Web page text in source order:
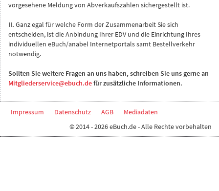
vorgesehene Meldung von Abverkaufszahlen sichergestellt ist.
II. Ganz egal für welche Form der Zusammenarbeit Sie sich
entscheiden, ist die Anbindung Ihrer EDV und die Einrichtung Ihres
individuellen eBuch/anabel Internetportals samt Bestellverkehr
notwendig.
Sollten Sie weitere Fragen an uns haben, schreiben Sie uns gerne an
Mitgliederservice@ebuch.defür zusätzliche Informationen.
Impressum Datenschutz AGB
Mediadaten
© 2014 - 2026 eBuch.de - Alle Rechte vorbehalten